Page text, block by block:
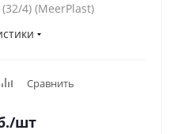
4) (MeerPlast)
Сравнить
/шт